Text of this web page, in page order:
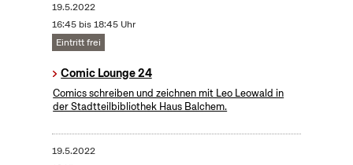
19.5.2022
16:45 bis 18:45 Uhr
Eintritt frei
Comic Lounge 24
Comics schreiben und zeichnen mit Leo Leowald in
der Stadtteilbibliothek Haus Balchem.
19.5.2022